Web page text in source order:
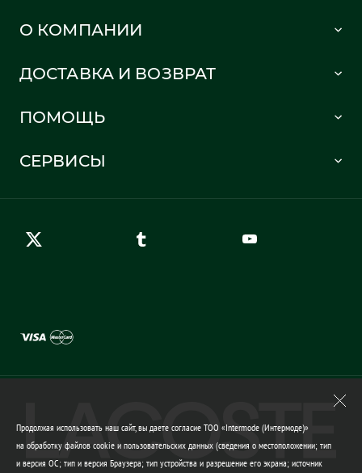
О КОМПАНИИ
Политика в отношении обработки персональных данных
ДОСТАВКА И ВОЗВРАТ
Информация о доставке
Правила возврата
ПОМОЩЬ
Карта сайта
СЕРВИСЫ
Продолжая использовать наш сайт, вы даете согласие ТОО «Intermode (Интермоде)»
на обработку файлов cookie и пользовательских данных (сведения о местоположении; тип
и версия ОС; тип и версия Браузера; тип устройства и разрешение его экрана; источник